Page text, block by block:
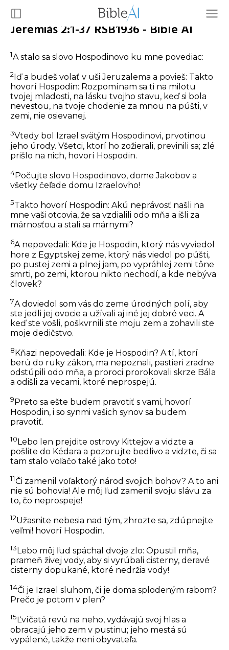
Jeremiáš 2:1-37 RSB1936 - Bible AI
1A stalo sa slovo Hospodinovo ku mne povediac:
2 Iď a budeš volať v uši Jeruzalema a povieš: Takto
hovorí Hospodin: Rozpomínam sa ti na milotu
tvojej mladosti, na lásku tvojho stavu, keď si bola
nevestou, na tvoje chodenie za mnou na púšti, v
zemi, nie osievanej.
3Vtedy bol Izrael svätým Hospodinovi, prvotinou
jeho úrody. Všetci, ktorí ho zožierali, previnili sa; zlé
prišlo na nich, hovorí Hospodin.
4Počujte slovo Hospodinovo, dome Jakobov a
všetky čeľade domu Izraelovho!
5Takto hovorí Hospodin: Akú neprávosť našli na
mne vaši otcovia, že sa vzdialili odo mňa a išli za
márnosťou a stali sa márnymi?
6A nepovedali: Kde je Hospodin, ktorý nás vyviedol
hore z Egyptskej zeme, ktorý nás viedol po púšti,
po pustej zemi a plnej jam, po vypráhlej zemi tône
smrti, po zemi, ktorou nikto nechodí, a kde nebýva
človek?
7A doviedol som vás do zeme úrodných polí, aby
ste jedli jej ovocie a užívali aj iné jej dobré veci. A
keď ste vošli, poškvrnili ste moju zem a zohavili ste
moje dedičstvo.
8 Kňazi nepovedali: Kde je Hospodin? A tí, ktorí
berú do ruky zákon, ma nepoznali, pastieri zradne
odstúpili odo mňa, a proroci prorokovali skrze Bála
a odišli za vecami, ktoré neprospejú.
9 Preto sa ešte budem pravotiť s vami, hovorí
Hospodin, i so synmi vašich synov sa budem
pravotiť.
10Lebo len prejdite ostrovy Kittejov a vidzte a
pošlite do Kédara a pozorujte bedlivo a vidzte, či sa
tam stalo voľačo také jako toto!
11Či zamenil voľaktorý národ svojich bohov? A to ani
nie sú bohovia! Ale môj ľud zamenil svoju slávu za
to, čo neprospeje!
12Užasnite nebesia nad tým, zhrozte sa, zdúpnejte
veľmi! hovorí Hospodin.
13Lebo môj ľud spáchal dvoje zlo: Opustil mňa,
prameň živej vody, aby si vyrúbali cisterny, deravé
cisterny dopukané, ktoré nedržia vody!
14Či je Izrael sluhom, či je doma splodeným rabom?
Prečo je potom v plen?
15Ľvíčatá revú na neho, vydávajú svoj hlas a
obracajú jeho zem v pustinu; jeho mestá sú
vypálené, takže neni obyvateľa.